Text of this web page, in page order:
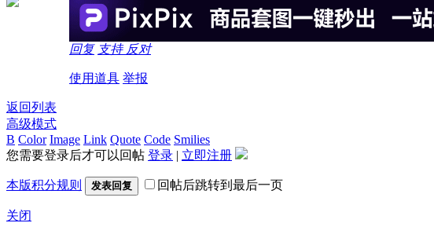
回复 支持 反对
使用道具 举报
返回列表
高级模式
B Color Image Link Quote Code Smilies
您需要登录后才可以回帖 登录 | 立即注册
本版积分规则 发表回复 回帖后跳转到最后一页
关闭